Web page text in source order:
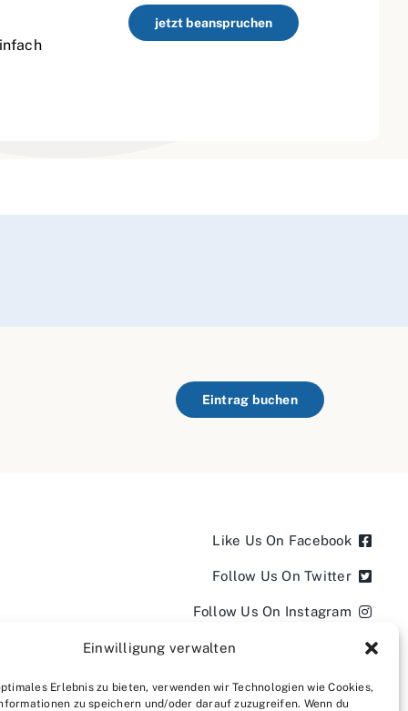
Einwilligung verwalten
Erlebnis zu bieten, verwenden wir Technologien wie Cookies,
zu speichern und/oder darauf zuzugreifen. Wenn du
jetzt beanspruchen
Eintrag buchen
Like Us On Facebook
Follow Us On Twitter
Follow Us On Instagram
Follow Us On LinkedIn
Follow us on YouTube